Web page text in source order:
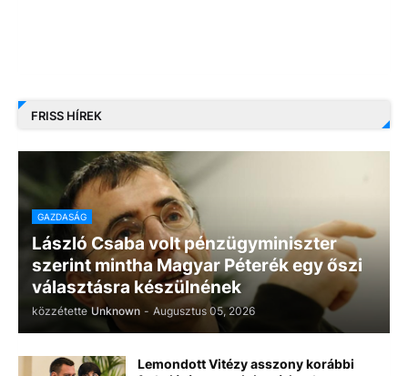
FRISS HÍREK
GAZDASÁG
László Csaba volt pénzügyminiszter
szerint mintha Magyar Péterék egy őszi
választásra készülnének
közzétette Unknown - Augusztus 05, 2026
Lemondott Vitézy asszony korábbi